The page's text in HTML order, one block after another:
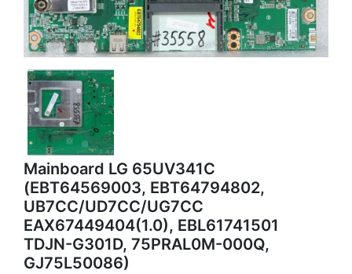
Mainboard LG 65UV341C
(EBT64569003, EBT64794802,
UB7CC/UD7CC/UG7CC
EAX67449404(1.0), EBL61741501
TDJN-G301D, 75PRAL0M-000Q,
GJ75L50086)